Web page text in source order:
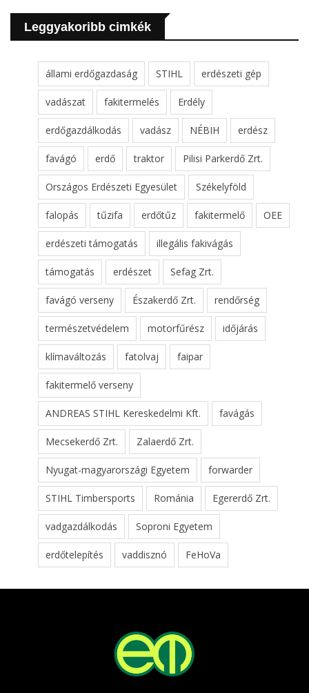
Leggyakoribb cimkék
állami erdőgazdaság STIHL erdészeti gép
vadászat fakitermelés Erdély
erdőgazdálkodás vadász NÉBIH erdész
favágó erdő traktor Pilisi Parkerdő Zrt.
Országos Erdészeti Egyesület Székelyföld
falopás tűzifa erdőtűz fakitermelő OEE
erdészeti támogatás illegális fakivágás
támogatás erdészet Sefag Zrt.
favágó verseny Északerdő Zrt. rendőrség
természetvédelem motorfűrész időjárás
klímaváltozás fatolvaj faipar
fakitermelő verseny
ANDREAS STIHL Kereskedelmi Kft. favágás
Mecsekerdő Zrt. Zalaerdő Zrt.
Nyugat-magyarországi Egyetem forwarder
STIHL Timbersports Románia Egererdő Zrt.
vadgazdálkodás Soproni Egyetem
erdőtelepítés vaddisznó FeHoVa